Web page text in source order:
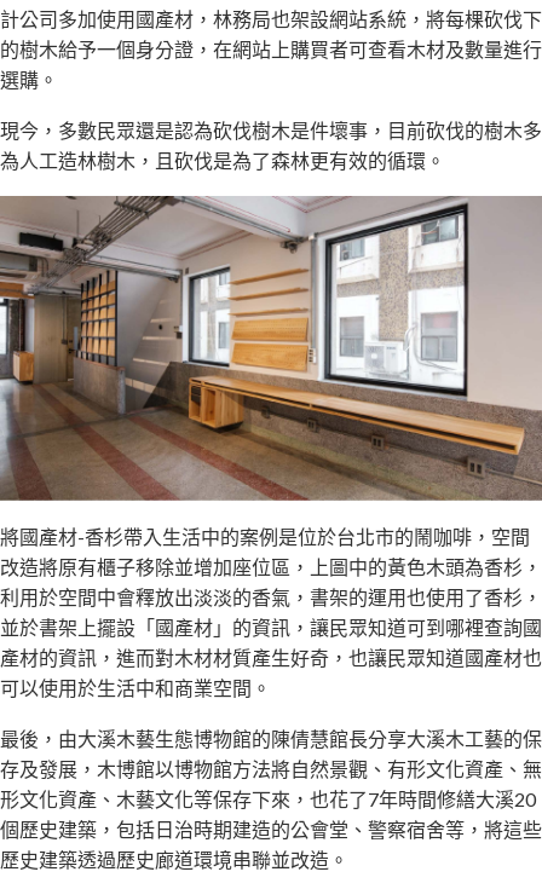
計公司多加使用國產材，林務局也架設網站系統，將每棵砍伐下
的樹木給予一個身分證，在網站上購買者可查看木材及數量進行
選購。
現今，多數民眾還是認為砍伐樹木是件壞事，目前砍伐的樹木多
為人工造林樹木，且砍伐是為了森林更有效的循環。
將國產材-香杉帶入生活中的案例是位於台北市的鬧咖啡，空間
改造將原有櫃子移除並增加座位區，上圖中的黃色木頭為香杉，
利用於空間中會釋放出淡淡的香氣，書架的運用也使用了香杉，
並於書架上擺設「國產材」的資訊，讓民眾知道可到哪裡查詢國
產材的資訊，進而對木材材質產生好奇，也讓民眾知道國產材也
可以使用於生活中和商業空間。
最後，由大溪木藝生態博物館的陳倩慧館長分享大溪木工藝的保
存及發展，木博館以博物館方法將自然景觀、有形文化資產、無
形文化資產、木藝文化等保存下來，也花了7年時間修繕大溪20
個歷史建築，包括日治時期建造的公會堂、警察宿舍等，將這些
歷史建築透過歷史廊道環境串聯並改造。